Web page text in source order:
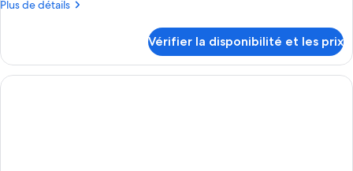
Chambre
Plus de détails
Plus
le
type
de
Vérifier la disponibilité et les prix